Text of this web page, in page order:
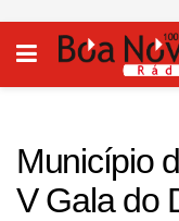
Município
V Gala do